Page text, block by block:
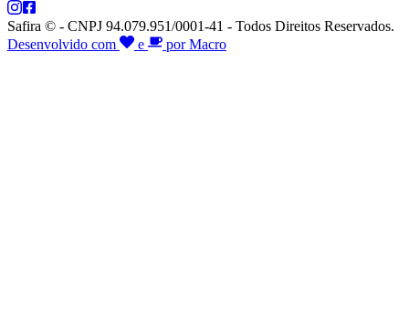
Safira © - CNPJ 94.079.951/0001-41 - Todos Direitos Reservados.
Desenvolvido com
e por Macro